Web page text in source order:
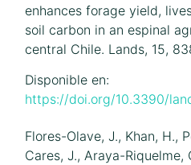
enhances forage yield,
soil carbon in an espinal
central Chile. Lands, 15,
Disponible en:
https://doi.org/10.3390/
Flores-Olave, J., Khan, H.,
Cares, J., Araya-Riquelme,